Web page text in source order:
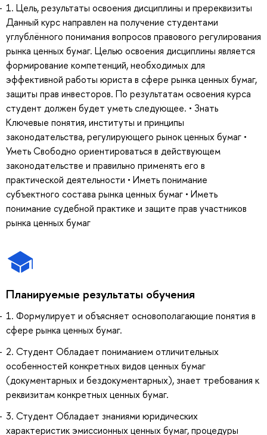
1. Цель, результаты освоения дисциплины и пререквизиты
Данный курс направлен на получение студентами
углублённого понимания вопросов правового регулирования
рынка ценных бумаг. Целью освоения дисциплины является
формирование компетенций, необходимых для
эффективной работы юриста в сфере рынка ценных бумаг,
защиты прав инвесторов. По результатам освоения курса
студент должен будет уметь следующее. • Знать
Ключевые понятия, институты и принципы
законодательства, регулирующего рынок ценных бумаг •
Уметь Свободно ориентироваться в действующем
законодательстве и правильно применять его в
практической деятельности • Иметь понимание
субъектного состава рынка ценных бумаг • Иметь
понимание судебной практике и защите прав участников
рынка ценных бумаг
Планируемые результаты обучения
1. Формулирует и объясняет основополагающие понятия в
сфере рынка ценных бумаг.
2. Студент Обладает пониманием отличительных
особенностей конкретных видов ценных бумаг
(документарных и бездокументарных), знает требования к
реквизитам конкретных ценных бумаг.
3. Студент Обладает знаниями юридических
характеристик эмиссионных ценных бумаг, процедуры